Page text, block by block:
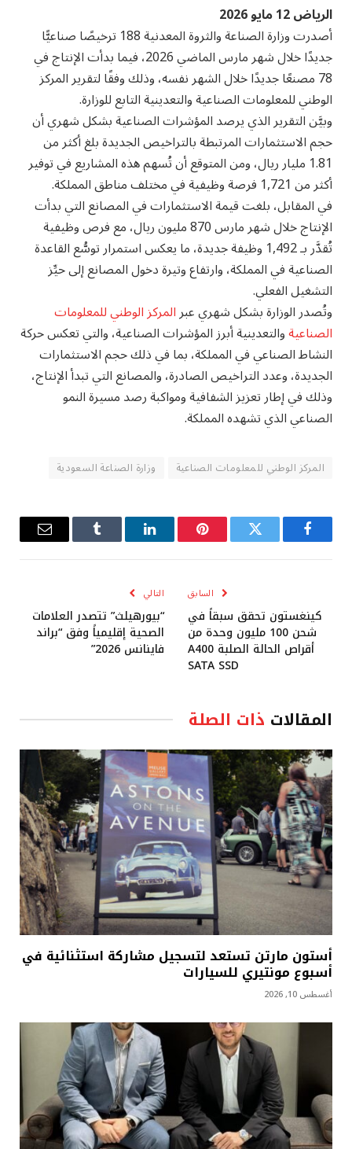
الرياض 12 مايو 2026
أصدرت وزارة الصناعة والثروة المعدنية 188 ترخيصًا صناعيًّا
جديدًا خلال شهر مارس الماضي 2026، فيما بدأت الإنتاج في
78 مصنعًا جديدًا خلال الشهر نفسه، وذلك وفقًا لتقرير المركز
الوطني للمعلومات الصناعية والتعدينية التابع للوزارة.
وبيَّن التقرير الذي يرصد المؤشرات الصناعية بشكل شهري أن
حجم الاستثمارات المرتبطة بالتراخيص الجديدة بلغ أكثر من
1.81 مليار ريال، ومن المتوقع أن تُسهم هذه المشاريع في توفير
أكثر من 1,721 فرصة وظيفية في مختلف مناطق المملكة.
في المقابل، بلغت قيمة الاستثمارات في المصانع التي بدأت
الإنتاج خلال شهر مارس 870 مليون ريال، مع فرص وظيفية
تُقدَّر بـ 1,492 وظيفة جديدة، ما يعكس استمرار توسُّع القاعدة
الصناعية في المملكة، وارتفاع وتيرة دخول المصانع إلى حيِّز
التشغيل الفعلي.
وتُصدر الوزارة بشكل شهري عبرالمركز الوطني للمعلومات
الصناعيةوالتعدينية أبرز المؤشرات الصناعية، والتي تعكس حركة
النشاط الصناعي في المملكة، بما في ذلك حجم الاستثمارات
الجديدة، وعدد التراخيص الصادرة، والمصانع التي تبدأ الإنتاج،
وذلك في إطار تعزيز الشفافية ومواكبة رصد مسيرة النمو
الصناعي الذي تشهده المملكة.
المركز الوطني للمعلومات الصناعية وزارة الصناعة السعودية
فيسبوك تويتر بينتيريستلينكدإن Tumblr
البريد
السابق
كينغستون تحقق سبقاً في
شحن 100 مليون وحدة من
أقراص الحالة الصلبة A400
SATA SSD
التالي
“بيورهيلث” تتصدر العلامات
الصحية إقليمياً وفق “براند
فاينانس 2026”
المقالات ذات الصلة
أستون مارتن تستعد لتسجيل مشاركة استثنائية في
أسبوع مونتيري للسيارات
أغسطس 10, 2026